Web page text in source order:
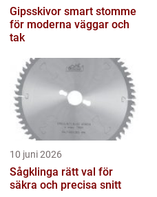
Gipsskivor smart stomme
för moderna väggar och
tak
10 juni 2026
Sågklinga rätt val för
säkra och precisa snitt